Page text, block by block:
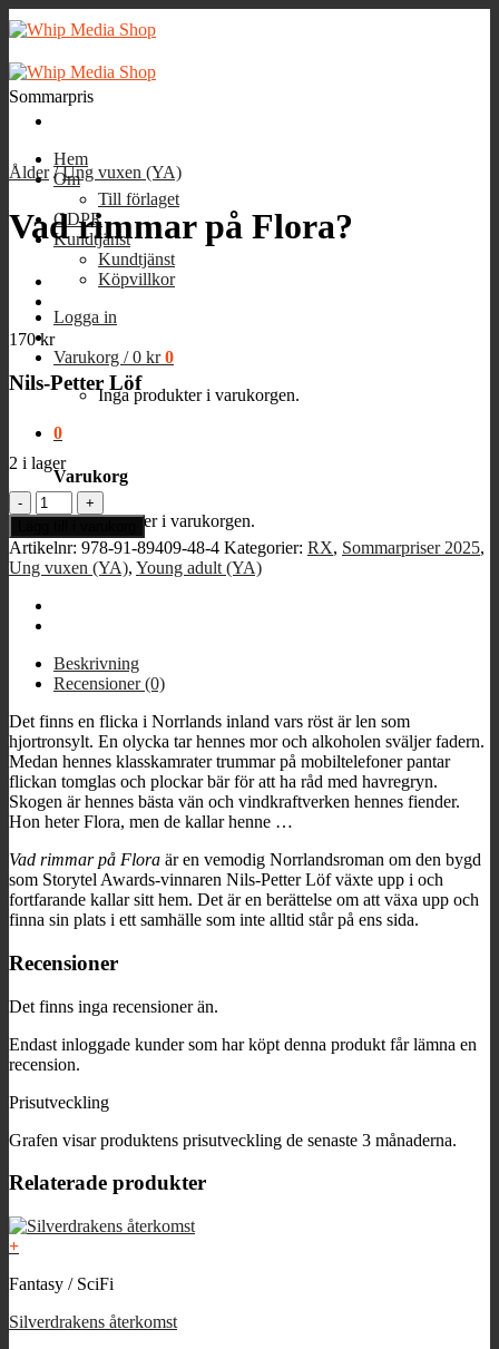
Skip
to
Hem
Om
Till förlaget
GDPR
Kundtjänst
Kundtjänst
Köpvillkor
Logga in
Varukorg /0 kr 0
Inga produkter i varukorgen.
0
Varukorg
Inga produkter i varukorgen.
Sommarpris
Ålder / Ung vuxen (YA)
Vad rimmar på Flora?
170kr
Nils-Petter Löf
2 i lager
Vad
rimmar
på
Flora?
mängd
Artikelnr: 978-91-89409-48-4 Kategorier: RX, Sommarpriser 2025,
Ung vuxen (YA), Young adult (YA)
Beskrivning
Recensioner (0)
Det finns en flicka i Norrlands inland vars röst är len som
hjortronsylt. En olycka tar hennes mor och alkoholen sväljer fadern.
Medan hennes klasskamrater trummar på mobiltelefoner pantar
flickan tomglas och plockar bär för att ha råd med havregryn.
Skogen är hennes bästa vän och vindkraftverken hennes fiender.
Hon heter Flora, men de kallar henne …
Vad rimmar på Flora är en vemodig Norrlandsroman om den bygd
som Storytel Awards-vinnaren Nils-Petter Löf växte upp i och
fortfarande kallar sitt hem. Det är en berättelse om att växa upp och
finna sin plats i ett samhälle som inte alltid står på ens sida.
Recensioner
Det finns inga recensioner än.
Endast inloggade kunder som har köpt denna produkt får lämna en
recension.
Prisutveckling
Grafen visar produktens prisutveckling de senaste 3 månaderna.
Relaterade produkter
+
Fantasy / SciFi
Silverdrakens återkomst